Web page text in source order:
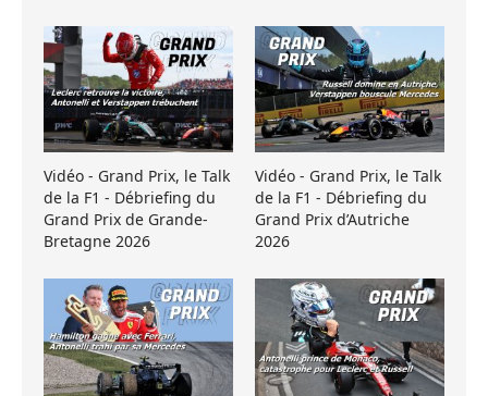
Vidéo - Grand Prix, le Talk
de la F1 - Débriefing du
Grand Prix de Grande-
Bretagne 2026
Vidéo - Grand Prix, le Talk
de la F1 - Débriefing du
Grand Prix d’Autriche
2026